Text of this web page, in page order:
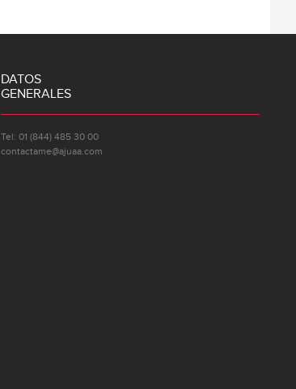
DATOS
GENERALES
Tel: 01 (844) 485 30 00
contactame@ajuaa.com